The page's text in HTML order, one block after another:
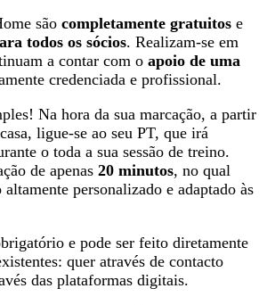
são completamente gratuitos e
todos os sócios. Realizam-se em
a contar com o apoio de uma
credenciada e profissional.
Na hora da sua marcação, a partir
ligue-se ao seu PT, que irá
o toda a sua sessão de treino.
de apenas 20 minutos, no qual
personalizado e adaptado às
e pode ser feito diretamente
quer através de contacto
das plataformas digitais.